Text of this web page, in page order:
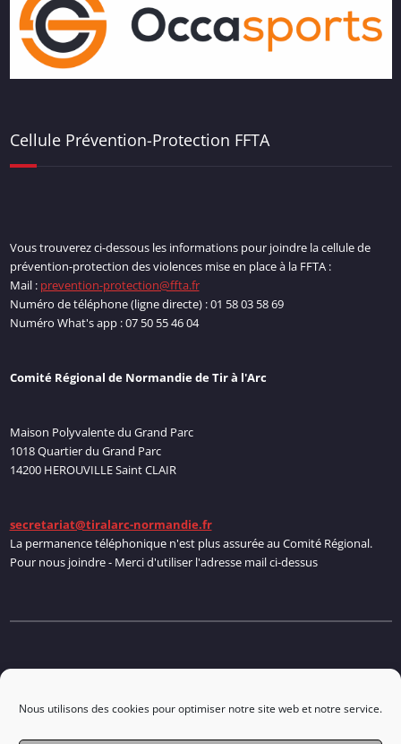
Nous utilisons des cookies pour optimiser notre site web et notre service.
Cellule Prévention-Protection FFTA
Vous trouverez ci-dessous les informations pour joindre la cellule de
prévention-protection des violences mise en place à la FFTA :
Mail : prevention-protection@ffta.fr
Numéro de téléphone (ligne directe) : 01 58 03 58 69
Numéro What's app : 07 50 55 46 04
Comité Régional de Normandie de Tir à l'Arc
Maison Polyvalente du Grand Parc
1018 Quartier du Grand Parc
14200 HEROUVILLE Saint CLAIR
secretariat@tiralarc-normandie.fr
La permanence téléphonique n'est plus assurée au Comité Régional.
Pour nous joindre - Merci d'utiliser l'adresse mail ci-dessus